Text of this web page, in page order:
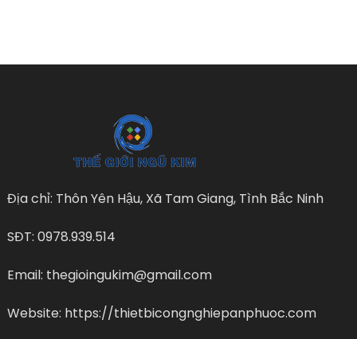
Địa chỉ: Thôn Yên Hậu, Xã Tam Giang, Tình Bắc Ninh
SĐT: 0978.939.514
Email: thegioingukim@gmail.com
Website: https://thietbicongnghiepanphuoc.com